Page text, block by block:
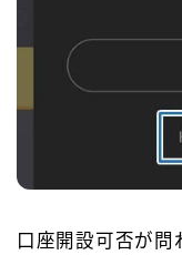
口座開設可否が問